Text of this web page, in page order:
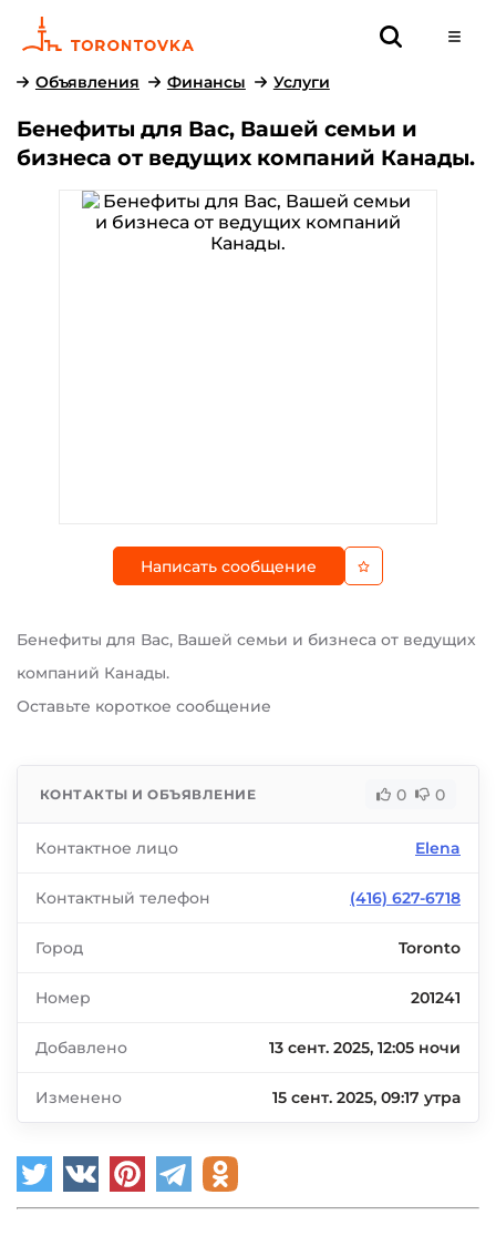
Объявления Финансы Услуги
Бенефиты для Вас, Вашей семьи и
бизнеса от ведущих компаний Канады.
Написать сообщение
Бенефиты для Вас, Вашей семьи и бизнеса от ведущих
компаний Канады.
Оставьте короткое сообщение
КОНТАКТЫ И ОБЪЯВЛЕНИЕ 0 0
Контактное лицо Elena
Контактный телефон (416) 627-6718
Город Toronto
Номер 201241
Добавлено 13 сент. 2025, 12:05 ночи
Изменено 15 сент. 2025, 09:17 утра